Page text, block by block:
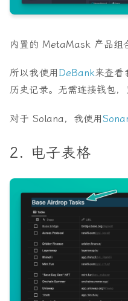
内置的 MetaMask 产品组
所以我使用 DeBank来查看
历史记录。无需连接钱包，
对于 Solana，我使用
2. 电子表格